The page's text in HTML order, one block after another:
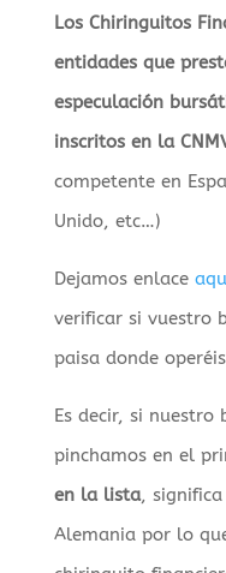
Los Chiringuitos
entidades que
especulación
inscritos en la
competente en
Unido, etc…)
Dejamos enlace
verificar si vuestro
paisa donde
Es decir, si nuestro
pinchamos en el
en la lista,
Alemania por lo